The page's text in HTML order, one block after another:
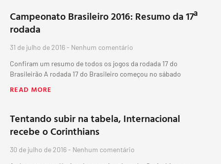
Campeonato Brasileiro 2016: Resumo da 17ª
rodada
31 de julho de 2016
Nenhum comentário
Confiram um resumo de todos os jogos da rodada 17 do
Brasileirão A rodada 17 do Brasileiro começou no sábado
READ MORE
Tentando subir na tabela, Internacional
recebe o Corinthians
30 de julho de 2016
Nenhum comentário